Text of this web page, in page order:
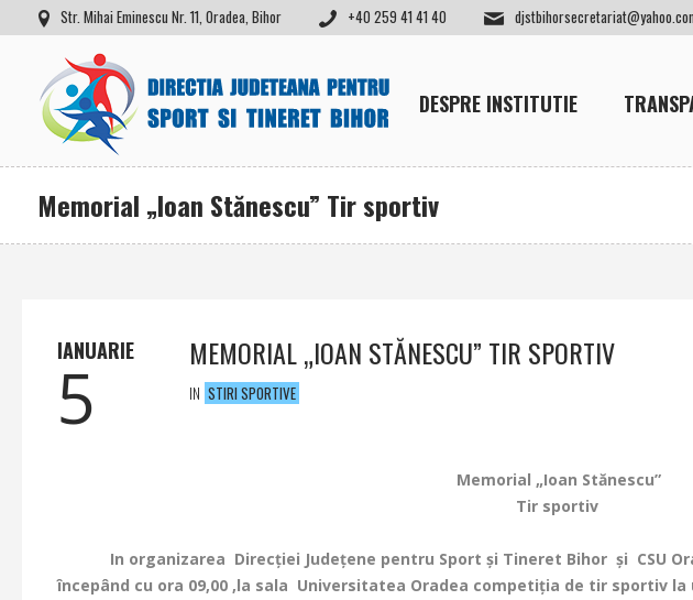
Str. Mihai Eminescu Nr. 11, Oradea, Bihor +40 259 41 41 40
DESPRE INSTITUTIE
Memorial „Ioan Stănescu” Tir sportiv
IANUARIE
5 MEMORIAL „IOAN STĂNESCU” TIR SPORTIV
IN STIRI SPORTIVE
Memorial „Ioan Stănescu”
Tir sportiv
In organizarea Direcţiei Judeţene pentru Sport şi Tineret Bihor şi CSU
începând cu ora 09,00 ,la sala Universitatea Oradea competiţia de tir sportiv